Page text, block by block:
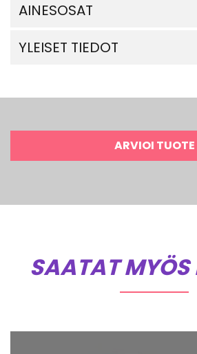
AINESOSAT
YLEISET TIEDOT
ARVIOI TUOTE
SAATAT